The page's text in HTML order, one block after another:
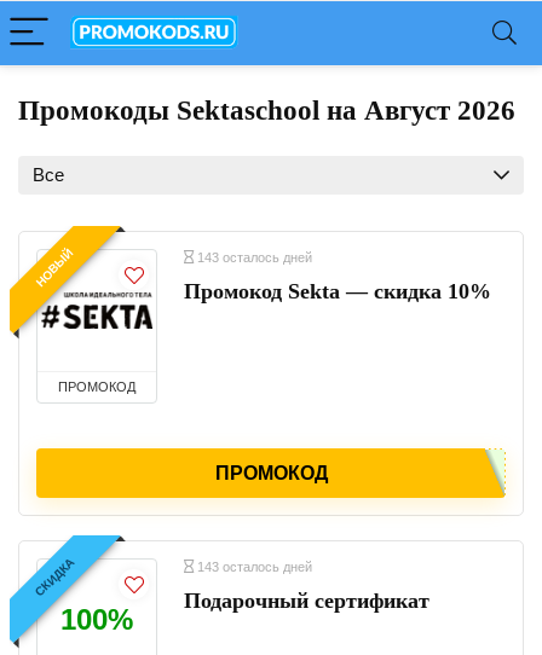
Промокоды Sektaschool на Август 2026
Все
НОВЫЙ
ПРОМОКОД
143 осталось дней
Промокод Sekta — скидка 10%
ПРОМОКОД
СКИДКА
100%
143 осталось дней
Подарочный сертификат